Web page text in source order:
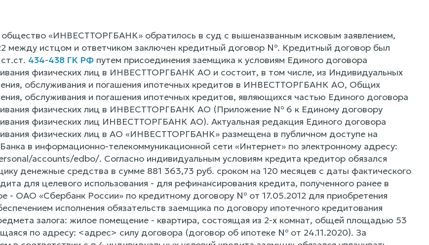
«ИНВЕСТТОРГБАНК» обратилось в суд с вышеназванным исковым заявлением,
между истцом и ответчиком заключен кредитный договор №. Кредитный договор был
434-438 ГК РФпутем присоединения заемщика к условиям Единого договора
физических лиц в ИНВЕСТТОРГБАНК АО и состоит, в том числе, из Индивидуальных
обслуживания и погашения ипотечных кредитов в ИНВЕСТТОРГБАНК АО, Общих
обслуживания и погашения ипотечных кредитов, являющихся частью Единого договора
физических лиц в ИНВЕСТТОРГБАНК АО (Приложение № 6 к Единому договору
физических лиц ИНВЕСТТОРГБАНК АО). Актуальная редакция Единого договора
физических лиц в АО «ИНВЕСТТОРГБАНК» размещена в публичном доступе на
в информационно-телекоммуникационной сети «Интернет» по электронному адресу:
accounts/edbo/. Согласно индивидуальным условиям кредита кредитор обязался
денежные средства в сумме 881 363,73 руб. сроком на 120 месяцев с даты фактического
для целевого использования - для рефинансирования кредита, полученного ранее в
- ОАО «Сбербанк России» по кредитному договору № от 17.05.2012 для приобретения
исполнения обязательств заемщика по договору ипотечного кредитования
залога: жилое помещение - квартира, состоящая из 2-х комнат, общей площадью 53
по адресу: <адрес> силу договора (договор об ипотеке № от 24.11.2020). За